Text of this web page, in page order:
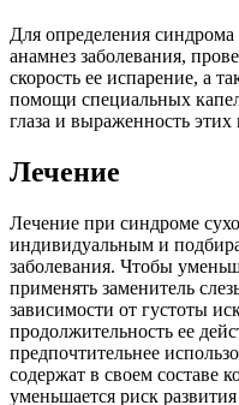
Для определения синдрома
анамнез заболевания,
скорость ее испарение, а
помощи специальных
глаза и выраженность
Лечение
Лечение при синдроме
индивидуальным и
заболевания. Чтобы
применять заменитель
зависимости от густоты
продолжительность ее
предпочтительнее
содержат в своем составе
уменьшается риск